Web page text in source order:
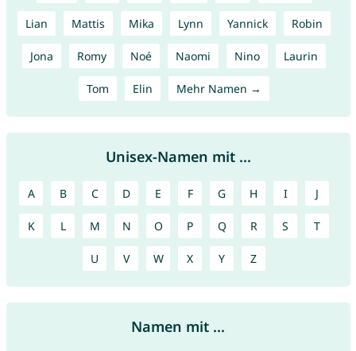
Lian Mattis Mika Lynn Yannick Robin
Jona Romy Noé Naomi Nino Laurin
Tom Elin Mehr Namen →
Unisex-Namen mit ...
A B C D E F G H I J
K L M N O P Q R S T
U V W X Y Z
Namen mit ...